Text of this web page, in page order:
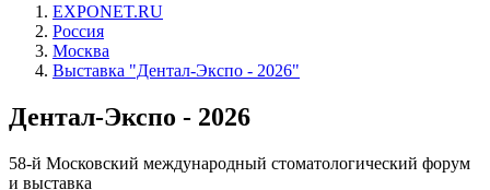
EXPONET.RU
Россия
Москва
Выставка "Дентал-Экспо - 2026"
Дентал-Экспо - 2026
58-й Московский международный стоматологический форум
и выставка